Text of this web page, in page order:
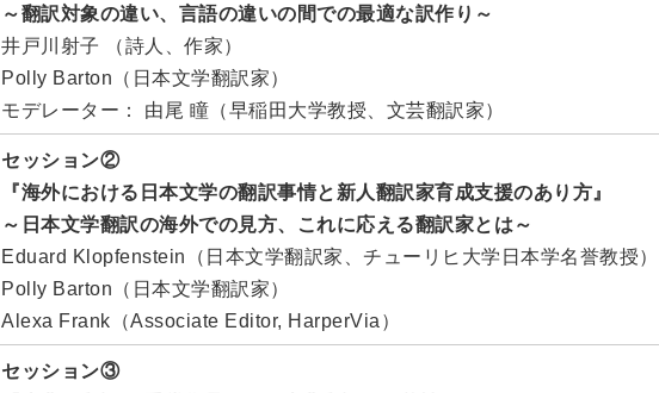
～翻訳対象の違い、言語の違いの間での最適な訳作り～
井戸川射子 （詩人、作家）
Polly Barton（日本文学翻訳家）
モデレーター： 由尾 瞳（早稲田大学教授、文芸翻訳家）
セッション②
『海外における日本文学の翻訳事情と新人翻訳家育成支援のあり方』
～日本文学翻訳の海外での見方、これに応える翻訳家とは～
Eduard Klopfenstein（日本文学翻訳家、チューリヒ大学日本学名誉教授）
Polly Barton（日本文学翻訳家）
Alexa Frank（Associate Editor, HarperVia）
セッション③